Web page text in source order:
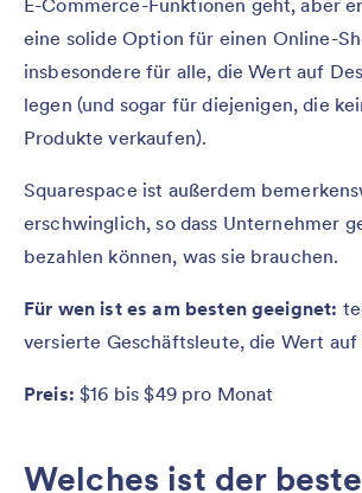
E-Commerce-Funktionen geht, aber
eine solide Option für einen Online-
insbesondere für alle, die Wert auf
legen (und sogar für diejenigen, die
Produkte verkaufen).
Squarespace ist außerdem
erschwinglich, so dass Unternehmer
bezahlen können, was sie brauchen.
Für wen ist es am besten geeignet:
versierte Geschäftsleute, die Wert auf
Preis: $16 bis $49 pro Monat
Welches ist der beste